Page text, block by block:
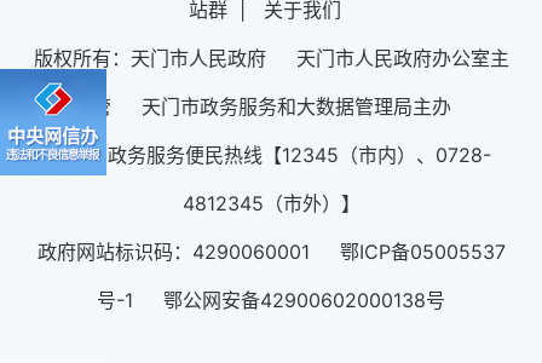
站群
关于我们
版权所有：天门市人民政府 天门市人民政府办公室主
管 天门市政务服务和大数据管理局主办
12345政务服务便民热线【12345（市内）、0728-
4812345（市外）】
政府网站标识码：4290060001 鄂ICP备05005537
号-1 鄂公网安备42900602000138号